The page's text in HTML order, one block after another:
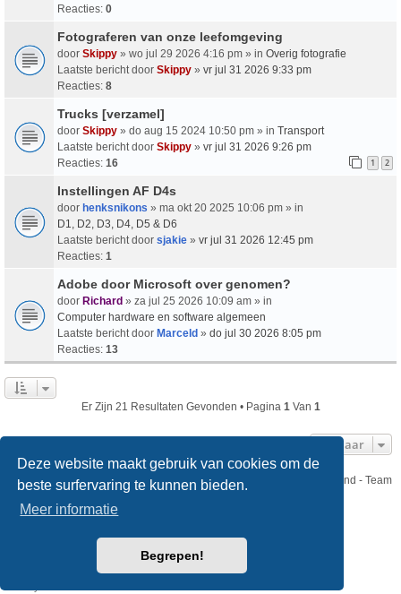
Deze website maakt gebruik van cookies om de
beste surfervaring te kunnen bieden.
Meer informatie
Begrepen!
Reacties: 0
Fotograferen van onze leefomgeving
door Skippy » wo jul 29 2026 4:16 pm » in Overig fotografie
Laatste bericht door Skippy » vr jul 31 2026 9:33 pm
Reacties: 8
Trucks [verzamel]
door Skippy » do aug 15 2024 10:50 pm » in Transport
Laatste bericht door Skippy » vr jul 31 2026 9:26 pm
Reacties: 16 1 2
Instellingen AF D4s
door henksnikons » ma okt 20 2025 10:06 pm » in
D1, D2, D3, D4, D5 & D6
Laatste bericht door sjakie » vr jul 31 2026 12:45 pm
Reacties: 1
Adobe door Microsoft over genomen?
door Richard » za jul 25 2026 10:09 am » in
Computer hardware en software algemeen
Laatste bericht door Marceld » do jul 30 2026 8:05 pm
Reacties: 13
Er Zijn 21 Resultaten Gevonden • Pagina 1 Van 1
Ga Naar
Nikon Club Nederland - Team
Forum
Copyright © Nikon Club Nederland 2023
® Forum Software © phpBB Limited
created by INVENTEA & v12mike